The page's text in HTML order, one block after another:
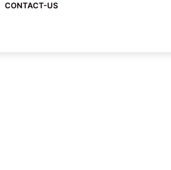
CONTACT-US